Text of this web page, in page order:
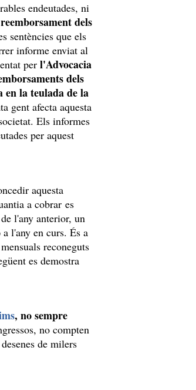
endeutades, ni
dels
sentències que els
informe enviat al
per l'Advocacia
dels
en la teulada de la
gent afecta aquesta
Els informes
per aquest
aquesta
a cobrar es
l'any anterior, un
l'any en curs. És a
reconeguts
es demostra
, no sempre
no compten
de milers